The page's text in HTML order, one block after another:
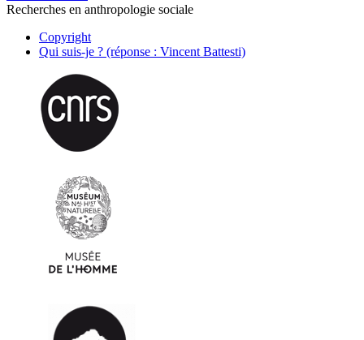
Recherches en anthropologie sociale
Copyright
Qui suis-je ? (réponse : Vincent Battesti)